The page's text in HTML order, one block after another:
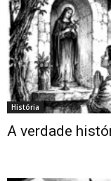
História
A verdade